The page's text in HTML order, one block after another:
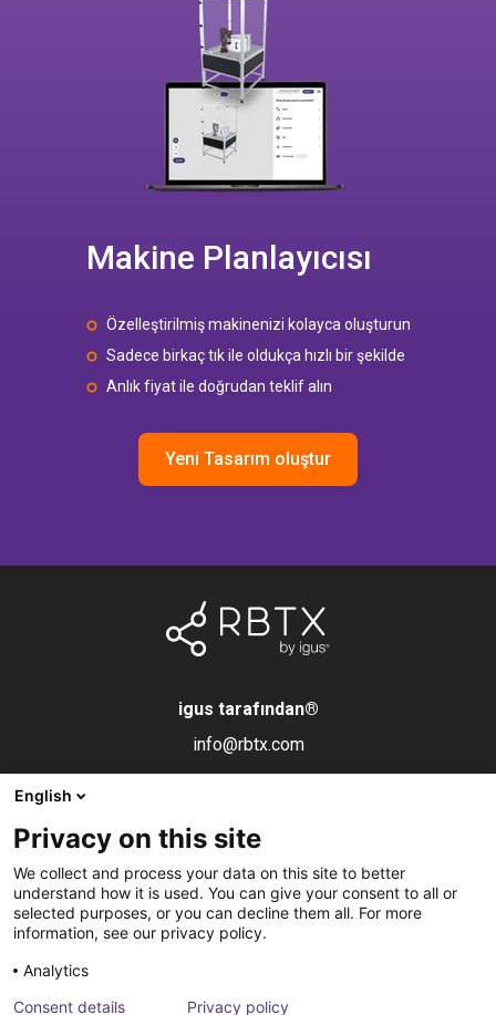
Makine Planlayıcısı
Özelleştirilmiş makinenizi kolayca oluşturun
Sadece birkaç tık ile oldukça hızlı bir şekilde
Anlık fiyat ile doğrudan teklif alın
Yeni Tasarım oluştur
igus tarafından®
info@rbtx.com
Robot
Son efektörler
Kontrol sistemleri
Uygulamalar
SSS
Ortak
Veri gizliliği
English
Privacy on this site
We collect and process your data on this site to better
understand how it is used. You can give your consent to all or
selected purposes, or you can decline them all. For more
information, see our privacy policy.
Analytics
Consent details
Privacy policy